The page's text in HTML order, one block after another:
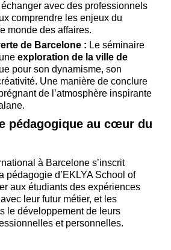
avec des professionnels
comprendre les enjeux du
monde des affaires.
de Barcelone : Le séminaire
exploration de la ville de
pour son dynamisme, son
Une manière de conclure
de l’atmosphère inspirante
pédagogique au cœur du
à Barcelone s’inscrit
pédagogie d’EKLYA School of
aux étudiants des expériences
leur futur métier, et les
le développement de leurs
et personnelles.